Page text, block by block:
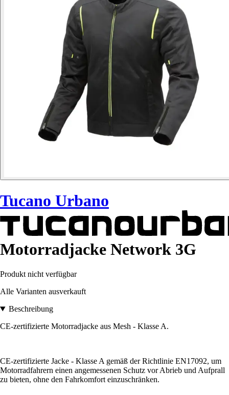
Tucano Urbano
Motorradjacke Network 3G
Produkt nicht verfügbar
Alle Varianten ausverkauft
Beschreibung
CE-zertifizierte Motorradjacke aus Mesh - Klasse A.
CE-zertifizierte Jacke - Klasse A gemäß der Richtlinie EN17092, um
Motorradfahrern einen angemessenen Schutz vor Abrieb und Aufprall
zu bieten, ohne den Fahrkomfort einzuschränken.